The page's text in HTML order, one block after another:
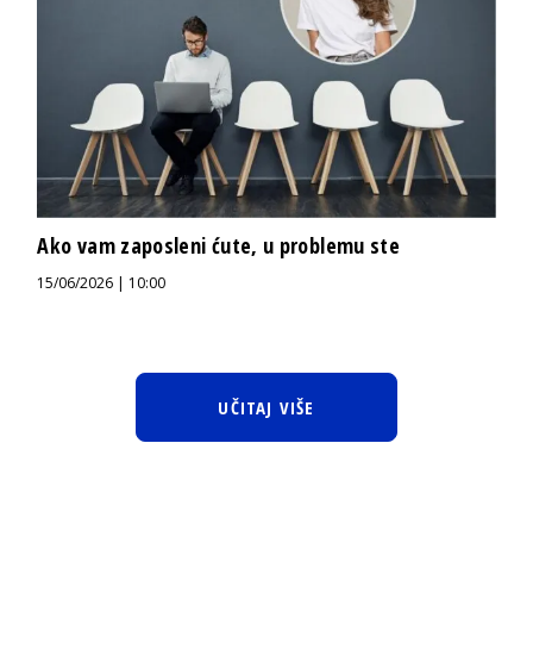
Ako vam zaposleni ćute, u problemu ste
15/06/2026 | 10:00
UČITAJ VIŠE